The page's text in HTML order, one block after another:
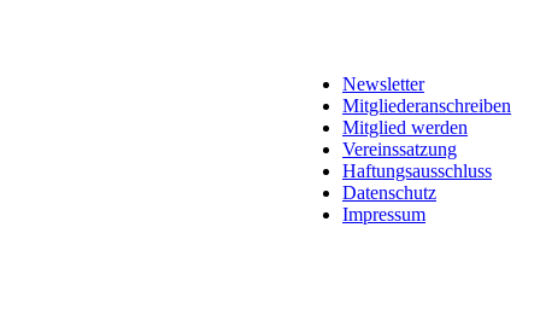
Newsletter
Mitgliederanschreiben
Mitglied werden
Vereinssatzung
Haftungsausschluss
Datenschutz
Impressum